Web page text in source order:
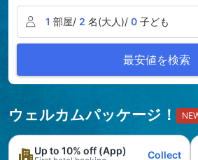
1 部屋/ 2 名(大人)/ 0 子ども
最安値を検索
ウェルカムパッケージ！
Up to 10% off (App) Collect